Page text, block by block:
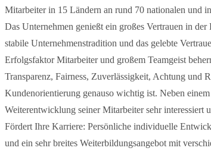
Mitarbeiter in 15 Ländern an rund 70 nationalen und
Das Unternehmen genießt ein großes Vertrauen in
stabile Unternehmenstradition und das gelebte
Erfolgsfaktor Mitarbeiter und großem Teamgeist
Transparenz, Fairness, Zuverlässigkeit, Achtung und
Kundenorientierung genauso wichtig ist. Neben
Weiterentwicklung seiner Mitarbeiter sehr interessiert
Fördert Ihre Karriere: Persönliche individuelle
und ein sehr breites Weiterbildungsangebot mit